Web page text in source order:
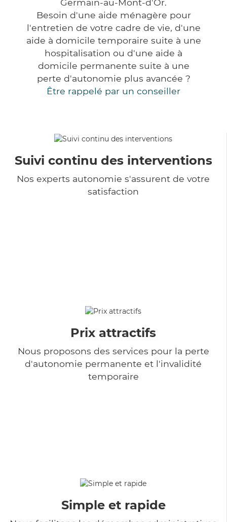
Germain-au-Mont-d'Or.
Besoin d'une aide ménagère pour
l'entretien de votre cadre de vie, d'une
aide à domicile temporaire suite à une
hospitalisation ou d'une aide à
domicile permanente suite à une
perte d'autonomie plus avancée ?
Être rappelé par un conseiller
Suivi continu des interventions
Nos experts autonomie s'assurent de votre
satisfaction
Prix attractifs
Nous proposons des services pour la perte
d'autonomie permanente et l'invalidité
temporaire
Simple et rapide